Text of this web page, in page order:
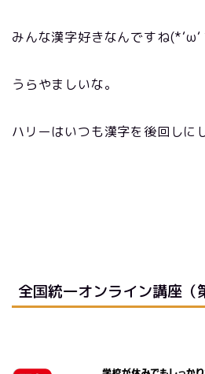
みんな漢字好きなんですね
うらやましいな。
ハリーはいつも漢字を後回しに
全国統一オンライン講座（